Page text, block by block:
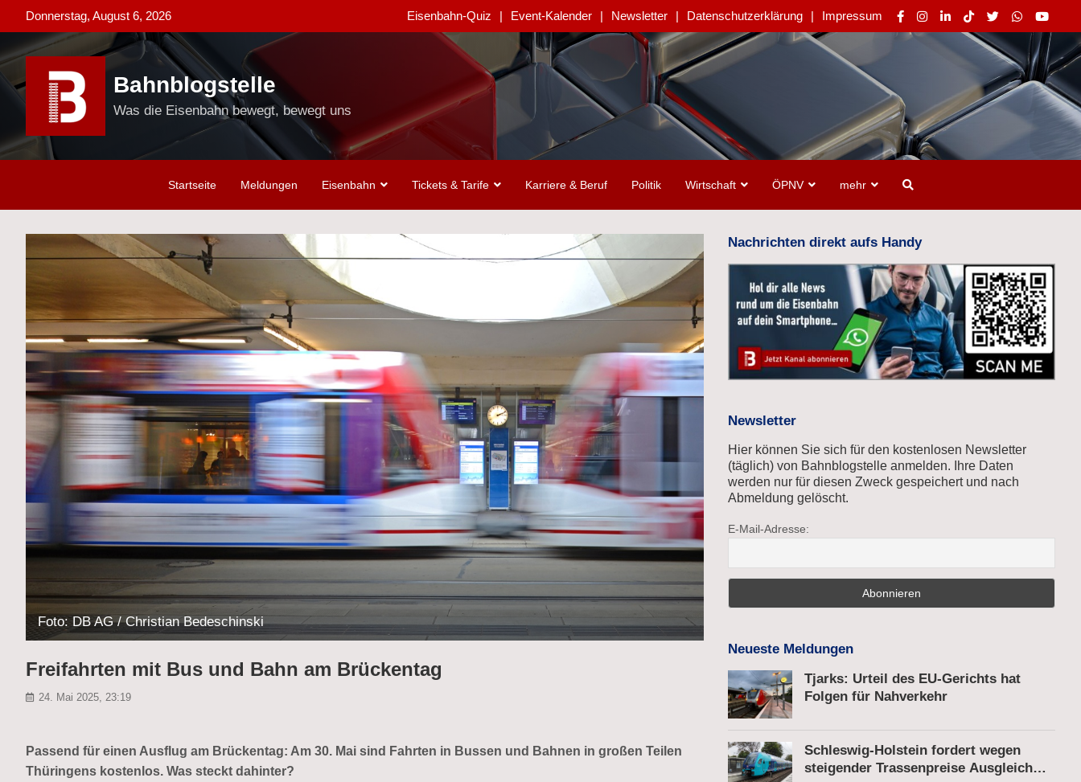
to
content
Donnerstag, August 6, 2026 Eisenbahn-Quiz Event-Kalender Newsletter Datenschutzerklärung Impressum
Bahnblogstelle
Was die Eisenbahn bewegt, bewegt uns
Startseite Meldungen Eisenbahn Tickets & Tarife Karriere & Beruf Politik Wirtschaft ÖPNV mehr
Foto: DB AG / Christian Bedeschinski
Freifahrten mit Bus und Bahn am Brückentag
24. Mai 2025, 23:19
Passend für einen Ausflug am Brückentag: Am 30. Mai sind Fahrten in Bussen und Bahnen in großen Teilen
Thüringens kostenlos. Was steckt dahinter?
Nachrichten direkt aufs Handy
Newsletter
Hier können Sie sich für den kostenlosen Newsletter
(täglich) von Bahnblogstelle anmelden. Ihre Daten
werden nur für diesen Zweck gespeichert und nach
Abmeldung gelöscht.
E-Mail-Adresse:
Neueste Meldungen
Tjarks: Urteil des EU-Gerichts hat
Folgen für Nahverkehr
Schleswig-Holstein fordert wegen
steigender Trassenpreise Ausgleich